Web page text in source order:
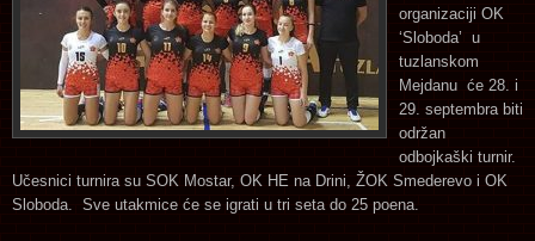
organizaciji OK
‘Sloboda’ u
tuzlanskom
Mejdanu će 28. i
29. septembra biti
održan
odbojkaški turnir.
Učesnici turnira su SOK Mostar, OK HE na Drini, ŽOK Smederevo i OK
Sloboda. Sve utakmice će se igrati u tri seta do 25 poena.